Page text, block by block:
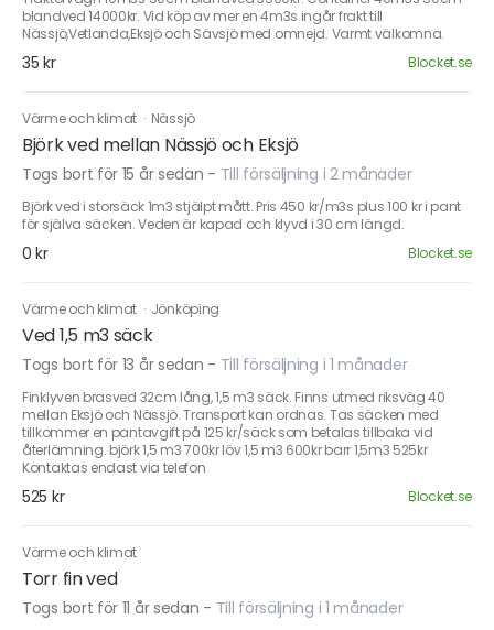
blandved 14000kr. Vid köp av mer en 4m3s ingår frakt till
Nässjö,Vetlanda,Eksjö och Sävsjö med omnejd. Varmt välkomna.
35 kr Blocket.se
Värme och klimat · Nässjö
Björk ved mellan Nässjö och Eksjö
Togs bort för 15 år sedan - Till försäljning i 2 månader
Björk ved i storsäck 1m3 stjälpt mått. Pris 450 kr/m3s plus 100 kr i pant
för själva säcken. Veden är kapad och klyvd i 30 cm längd.
0 kr Blocket.se
Värme och klimat · Jönköping
Ved 1,5 m3 säck
Togs bort för 13 år sedan - Till försäljning i 1 månader
Finklyven brasved 32cm lång, 1,5 m3 säck. Finns utmed riksväg 40
mellan Eksjö och Nässjö. Transport kan ordnas. Tas säcken med
tillkommer en pantavgift på 125 kr/säck som betalas tillbaka vid
återlämning. björk 1,5 m3 700kr löv 1,5 m3 600kr barr 1,5m3 525kr
Kontaktas endast via telefon
525 kr Blocket.se
Värme och klimat
Torr fin ved
Togs bort för 11 år sedan - Till försäljning i 1 månader